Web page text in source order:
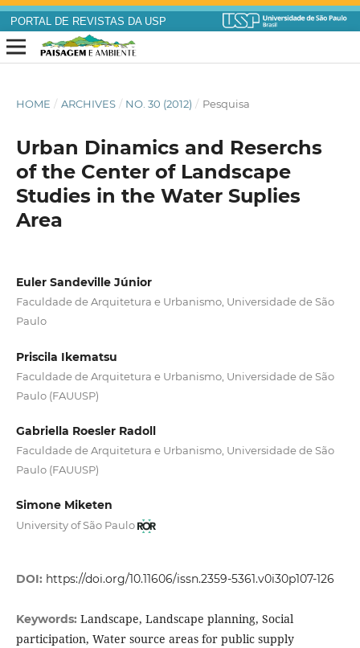
PORTAL DE REVISTAS DA USP
HOME / ARCHIVES / NO. 30 (2012) / Pesquisa
Urban Dinamics and Reserchs
of the Center of Landscape
Studies in the Water Suplies
Area
Euler Sandeville Júnior
Faculdade de Arquitetura e Urbanismo, Universidade de São
Paulo
Priscila Ikematsu
Faculdade de Arquitetura e Urbanismo, Universidade de São
Paulo (FAUUSP)
Gabriella Roesler Radoll
Faculdade de Arquitetura e Urbanismo, Universidade de São
Paulo (FAUUSP)
Simone Miketen
University of São Paulo
DOI: https://doi.org/10.11606/issn.2359-5361.v0i30p107-126
Keywords: Landscape, Landscape planning, Social
participation, Water source areas for public supply